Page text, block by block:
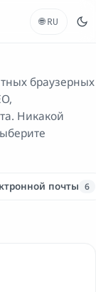
🌐 RU
браузерных
Никакой
почты 6